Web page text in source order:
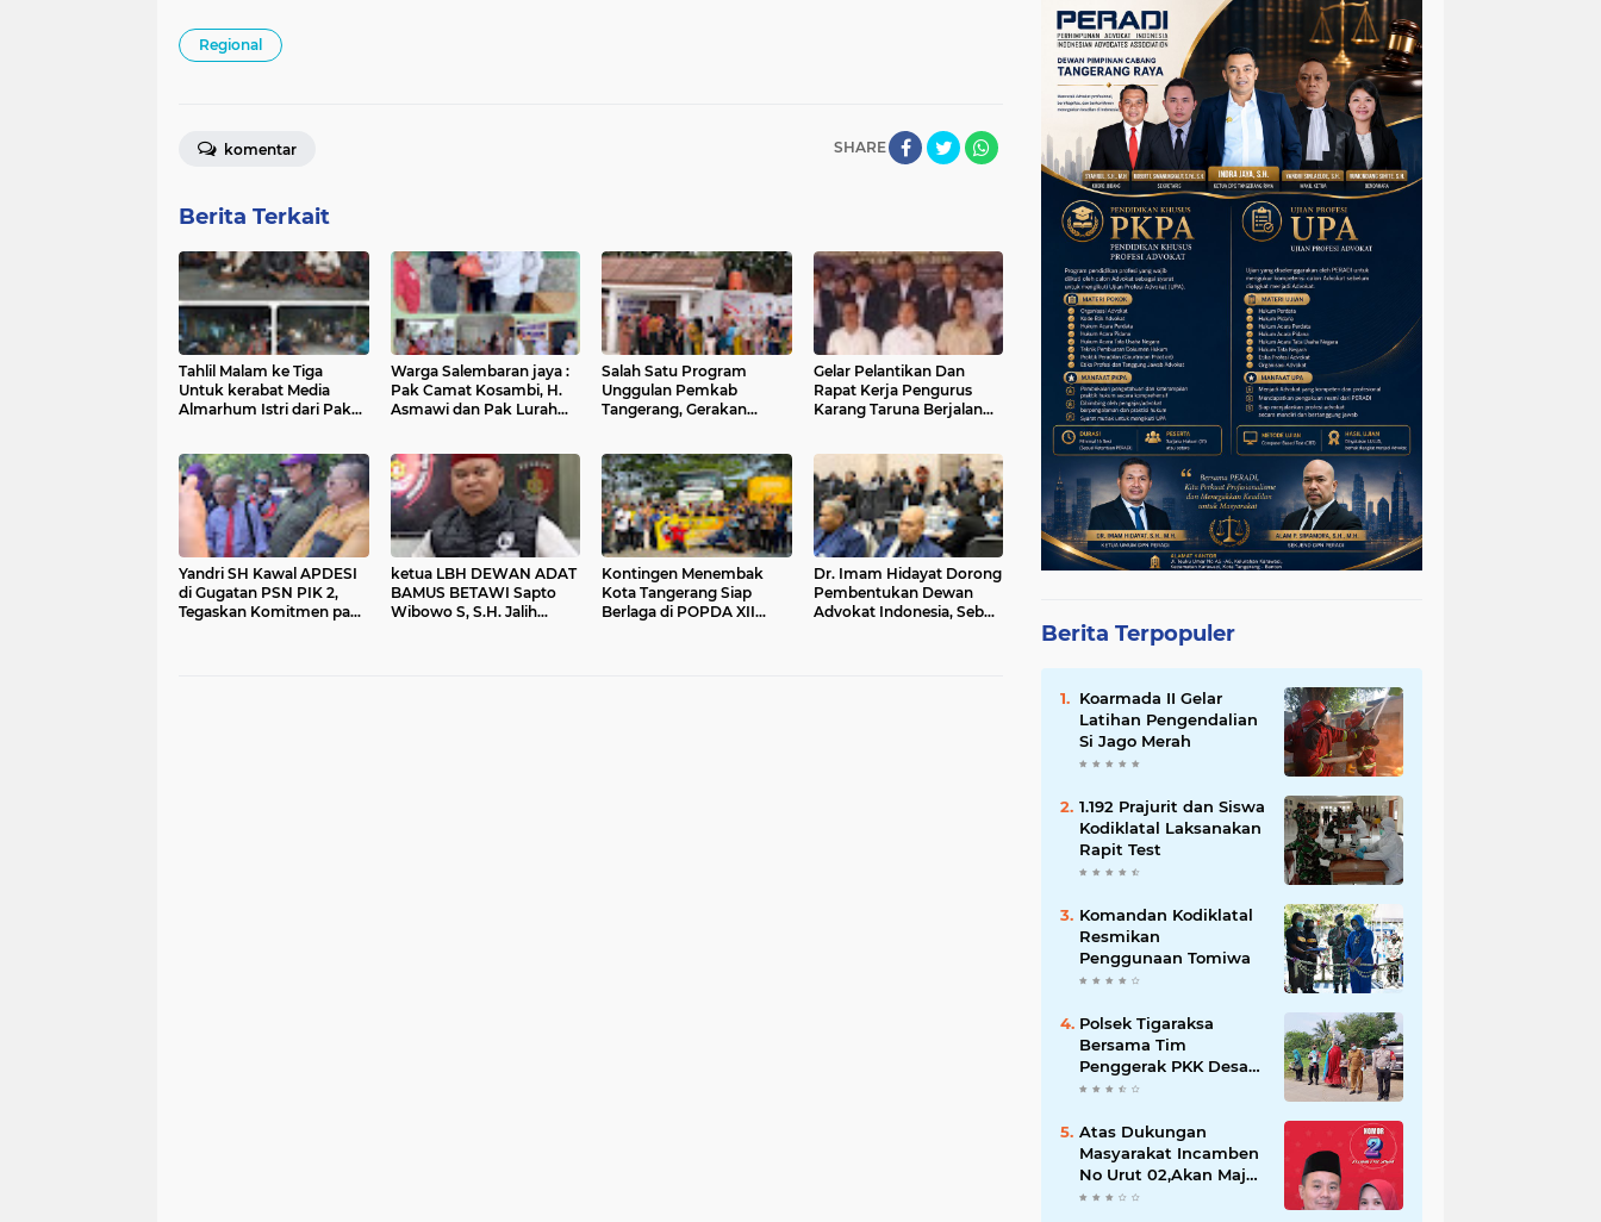
Regional
SHARE
komentar
Berita Terkait
Tahlil Malam ke Tiga
Untuk kerabat Media
Almarhum Istri dari Pak
Warga Salembaran jaya :
Pak Camat Kosambi, H.
Asmawi dan Pak Lurah
Dengan Program
Gerakan Pangan Murah
Kami Warga Selembran
Jaya Terbantukan
Salah Satu Program
Unggulan Pemkab
Tangerang, Gerakan
Salembaran Jaya
Gelar Pelantikan Dan
Rapat Kerja Pengurus
Karang Taruna Berjalan
Yandri SH Kawal APDESI
di Gugatan PSN PIK 2,
Tegaskan Komitmen pada
ketua LBH DEWAN ADAT
BAMUS BETAWI Sapto
Wibowo S, S.H. Jalih
Kontingen Menembak
Kota Tangerang Siap
Berlaga di POPDA XII
Dr. Imam Hidayat Dorong
Pembentukan Dewan
Advokat Indonesia, Sebut
Berita Terpopuler
Koarmada II Gelar
Latihan Pengendalian
Si Jago Merah
1.192 Prajurit dan Siswa
Kodiklatal Laksanakan
Rapit Test
Komandan Kodiklatal
Resmikan
Penggunaan Tomiwa
Polsek Tigaraksa
Bersama Tim
Penggerak PKK Desa
Jambe Bagikan
Pengguna Jalan
Atas Dukungan
Masyarakat Incamben
No Urut 02,Akan Maju
Untuk Memajukan